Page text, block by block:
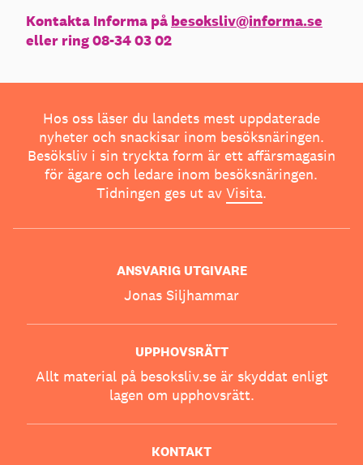
Kontakta Informa på besoksliv@informa.se
eller ring 08-34 03 02
Hos oss läser du landets mest uppdaterade
nyheter och snackisar inom besöksnäringen.
Besöksliv i sin tryckta form är ett affärsmagasin
för ägare och ledare inom besöksnäringen.
Tidningen ges ut av Visita.
ANSVARIG UTGIVARE
Jonas Siljhammar
UPPHOVSRÄTT
Allt material på besoksliv.se är skyddat enligt
lagen om upphovsrätt.
KONTAKT